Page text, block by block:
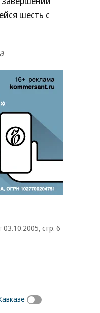
шесть с
03.10.2005, стр. 6